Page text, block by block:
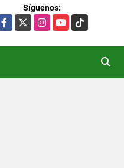
Síguenos:
Facebook
X InstagramYouTubeTikTok